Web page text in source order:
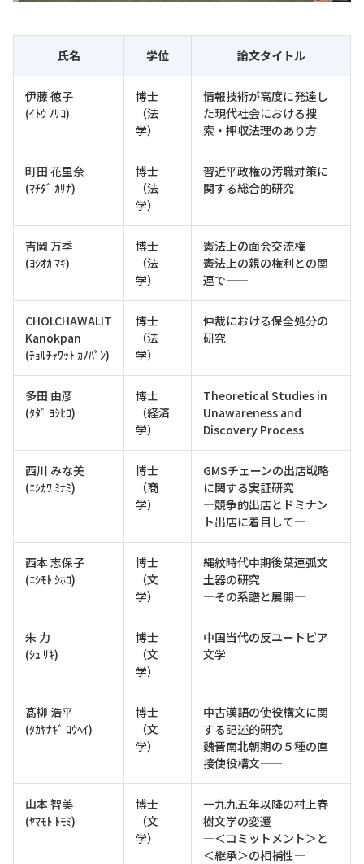
氏名 学位 論文タイトル
伊藤 徳子
(ｲﾄｳ ﾉﾘｺ)
博士
（法
学）
情報技術が高度に発達し
た現代社会における捜
索・押収法理のあり方
町田 花里奈
(ﾏﾁﾀﾞ ｶﾘﾅ)
博士
（法
学）
習近平政権の汚職対策に
関する総合的研究
吉岡 万季
(ﾖｼｵｶ ﾏｷ)
博士
（法
学）
憲法上の面会交流権
――憲法上の親の権利との関
連で――
CHOLCHAWALIT
Kanokpan
(ﾁｮﾙﾁｬﾜｯﾄ ｶﾉﾊﾟﾝ)
博士
（法
学）
仲裁における保全処分の
研究
多田 由彦
(ﾀﾀﾞ ﾖｼﾋｺ)
博士
（経済
学）
Theoretical Studies in
Unawareness and
Discovery Process
西川 みな美
(ﾆｼｶﾜ ﾐﾅﾐ)
博士
（商
学）
GMSチェーンの出店戦略
に関する実証研究
―競争的出店とドミナン
ト出店に着目して―
西本 志保子
(ﾆｼﾓﾄ ｼﾎｺ)
博士
（文
学）
縄紋時代中期後葉連弧文
土器の研究
―その系譜と展開―
朱 力
(ｼｭ ﾘｷ)
博士
（文
学）
中国当代の反ユートピア
文学
髙柳 浩平
(ﾀｶﾔﾅｷﾞ ｺｳﾍｲ)
博士
（文
学）
中古漢語の使役構文に関
する記述的研究
――魏晋南北朝期の５種の直
接使役構文――
山本 智美
(ﾔﾏﾓﾄ ﾄﾓﾐ)
博士
（文
学）
一九九五年以降の村上春
樹文学の変遷
―＜コミットメント＞と
＜継承＞の相補性―